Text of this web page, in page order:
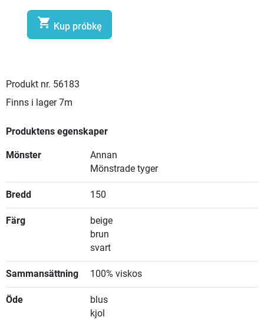
 Kup próbkę
Produkt nr. 56183
Finns i lager 7m
Produktens egenskaper
Mönster
Annan
Mönstrade tyger
Bredd 150
Färg
beige
brun
svart
Sammansättning 100% viskos
Öde
blus
kjol